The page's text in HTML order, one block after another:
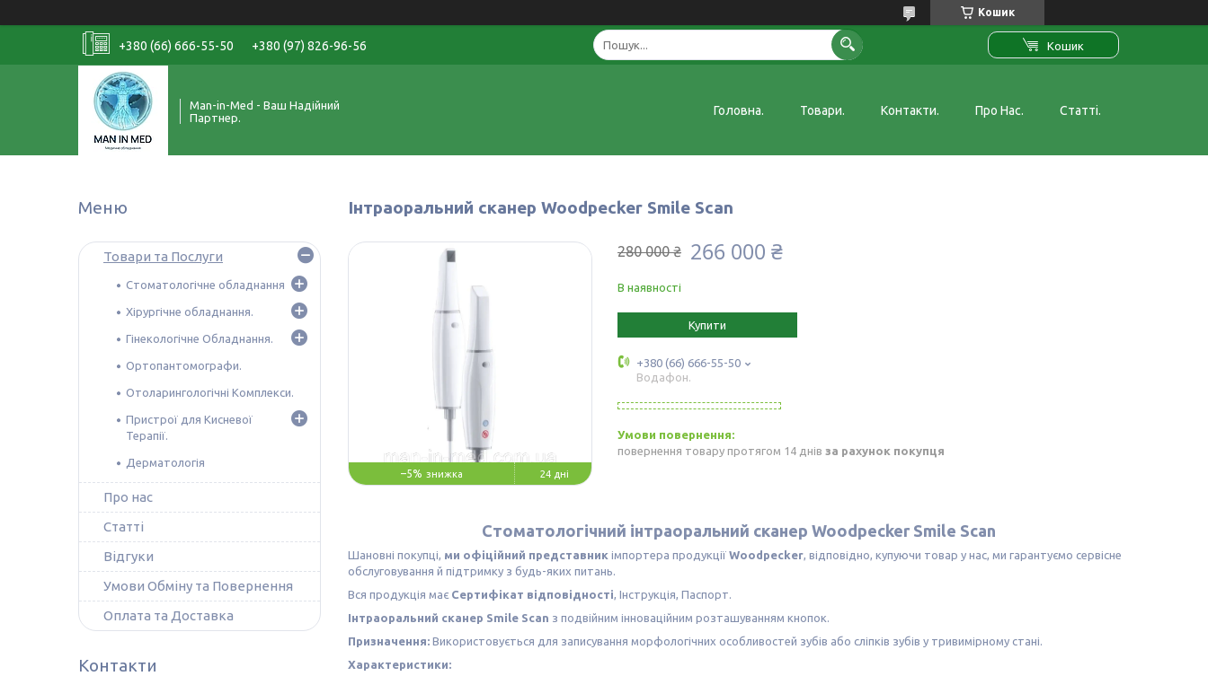
Кошик
+380 (66) 666-55-50 +380 (97) 826-96-56 Кошик
Man-in-Med - Ваш Надійний
Партнер.
Головна. Товари. Контакти. Про Нас. Статті.
Інтраоральний сканер Woodpecker Smile Scan
–5% 24 дні
280 000 ₴ 266 000 ₴
В наявності
Купити
+380 (66) 666-55-50
Водафон.
повернення товару протягом 14 днів за рахунок покупця
Стоматологічний інтраоральний сканер Woodpecker Smile Scan
Шановні покупці, ми офіційний представник імпортера продукції Woodpecker, відповідно, купуючи товар у нас, ми гарантуємо сервісне
обслуговування й підтримку з будь-яких питань.
Вся продукція має Сертифікат відповідності, Інструкція, Паспорт.
Інтраоральний сканер Smile Scan з подвійним інноваційним розташуванням кнопок.
Призначення: Використовується для записування морфологічних особливостей зубів або сліпків зубів у тривимірному стані.
Характеристики:
Товари та Послуги
Стоматологічне обладнання
Хірургічне обладнання.
Гінекологічне Обладнання.
Ортопантомографи.
Отоларингологічні Комплекси.
Пристрої для Кисневої
Терапії.
Дерматологія
Про нас
Статті
Відгуки
Умови Обміну та Повернення
Оплата та Доставка
Контакти